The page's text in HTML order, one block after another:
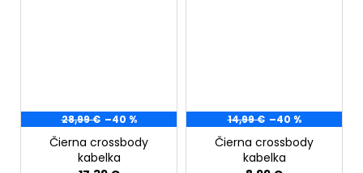
28,99 € –40 %
Čierna crossbody
kabelka
14,99 € –40 %
Čierna crossbody
kabelka